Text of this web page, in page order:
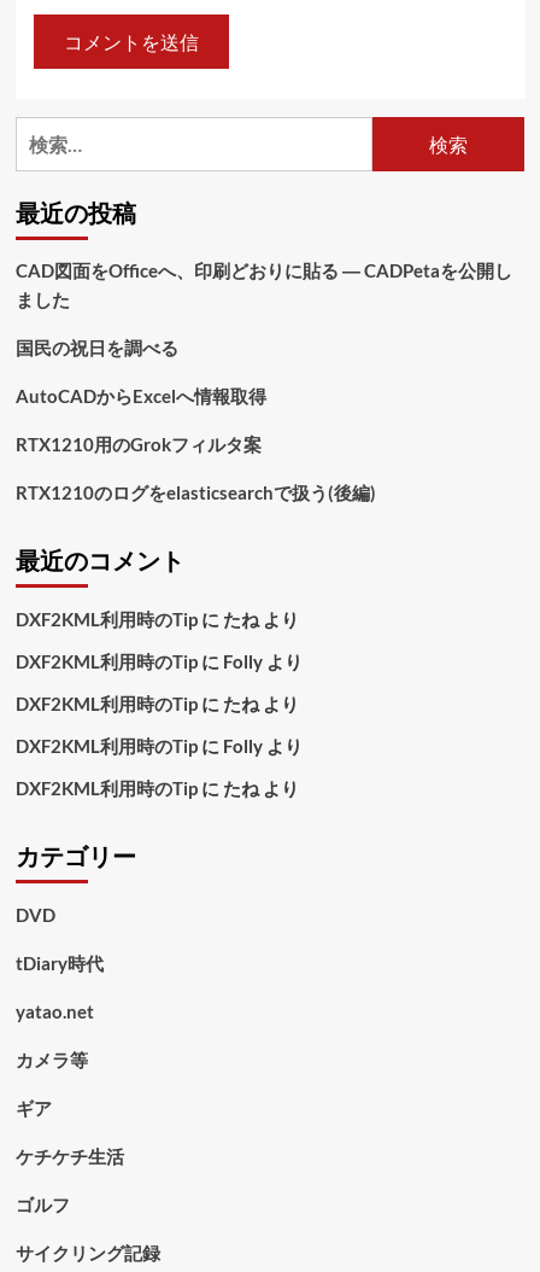
検
索:
最近の投稿
CAD図面をOfficeへ、印刷どおりに貼る ― CADPetaを公開し
ました
国民の祝日を調べる
AutoCADからExcelへ情報取得
RTX1210用のGrokフィルタ案
RTX1210のログをelasticsearchで扱う(後編)
最近のコメント
DXF2KML利用時のTipに たねより
DXF2KML利用時のTipに Follyより
DXF2KML利用時のTipに たねより
DXF2KML利用時のTipに Follyより
DXF2KML利用時のTipに たねより
カテゴリー
DVD
tDiary時代
yatao.net
カメラ等
ギア
ケチケチ生活
ゴルフ
サイクリング記録